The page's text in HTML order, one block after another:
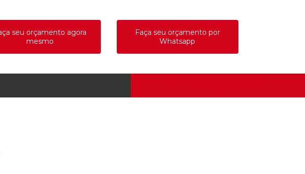
seu orçamento agora
mesmo
Faça seu orçamento por
Whatsapp